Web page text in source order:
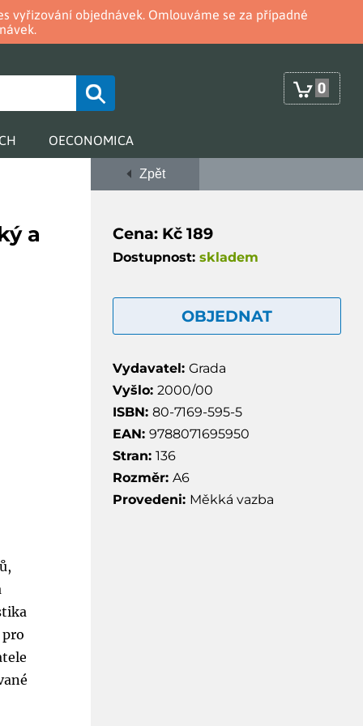
vyřizování objednávek. Omlouváme se za případné
0
OECONOMICA
a
Zpět
Cena: Kč 189
Dostupnost: skladem
OBJEDNAT
Vydavatel: Grada
Vyšlo: 2000/00
ISBN: 80-7169-595-5
EAN: 9788071695950
Stran: 136
Rozměr: A6
Provedeni: Měkká vazba